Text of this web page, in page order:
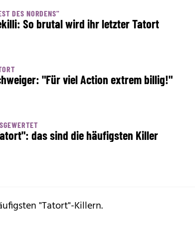
DES NORDENS"
So brutal wird ihr letzter Tatort
"Für viel Action extrem billig!"
das sind die häufigsten Killer
"Tatort"-Killern.